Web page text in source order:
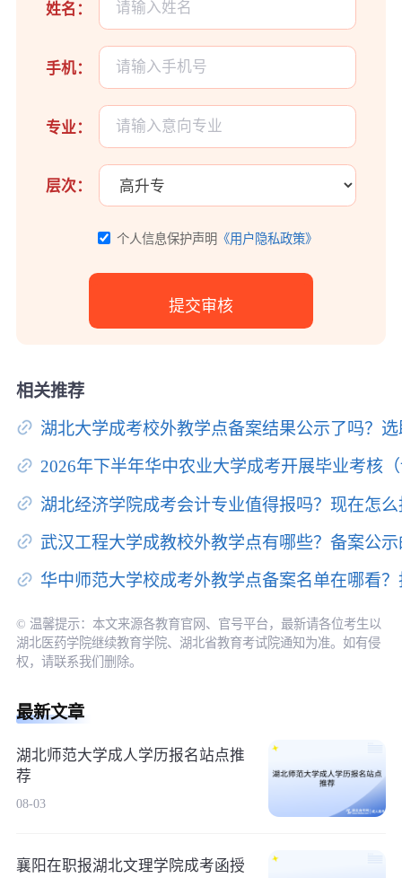
姓名：
手机：
专业：
层次：
个人信息保护声明 《用户隐私政策》
相关推荐
湖北大学成考校外教学点备案结果公示了吗？
2026年下半年华中农业大学成考开展毕业考核
湖北经济学院成考会计专业值得报吗？现在怎
武汉工程大学成教校外教学点有哪些？备案公
华中师范大学校成考外教学点备案名单在哪看
© 温馨提示：本文来源各教育官网、官号平台，最新请各位考生以
湖北医药学院继续教育学院、湖北省教育考试院通知为准。如有侵
权，请联系我们删除。
最新文章
湖北师范大学成人学历报名站点推
荐
08-03
襄阳在职报湖北文理学院成考函授